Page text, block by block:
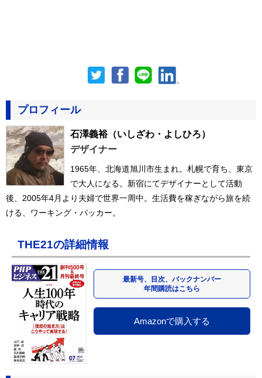
プロフィール
石澤義裕（いしざわ・よしひろ）
デザイナー
1965年、北海道旭川市生まれ。札幌で育ち、東京
で大人になる。新宿にてデザイナーとして活動
後、2005年4月より夫婦で世界一周中。生活費を稼ぎながら旅を続
ける、ワーキング・パッカー。
THE21の詳細情報
最新号、目次、バックナンバー
年間購読はこちら
Amazonで購入する